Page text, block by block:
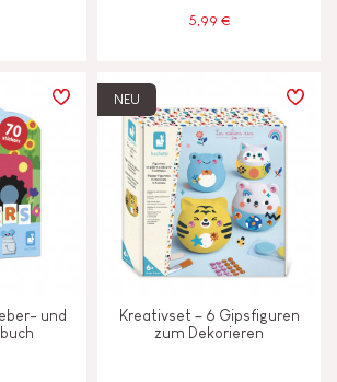
5,99 €
und
NEU
Kreativset – 6 Gipsfiguren
zum Dekorieren